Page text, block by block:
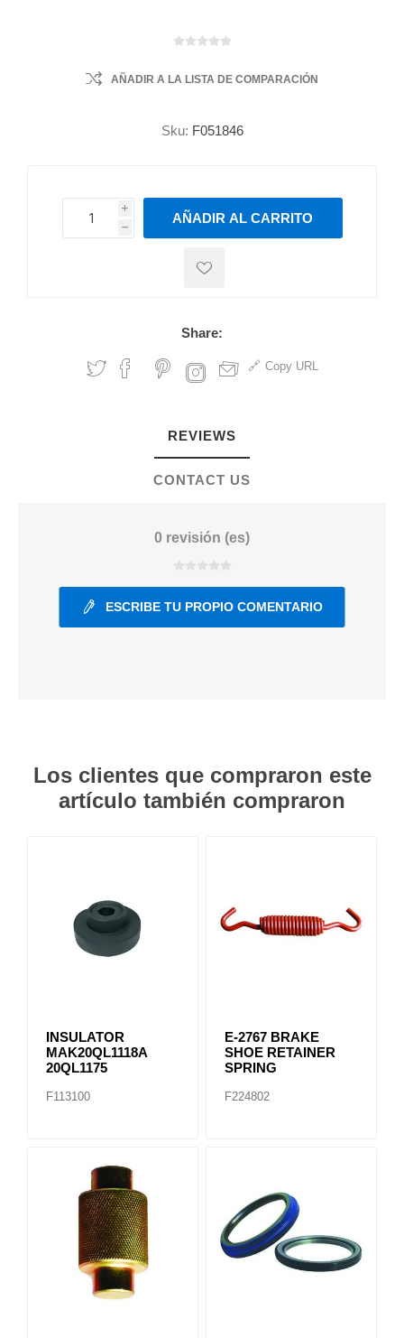
AÑADIR A LA LISTA DE COMPARACIÓN
Sku: F051846
i
h
h
AÑADIR AL CARRITO
Share:
Copy URL
REVIEWS
CONTACT US
0 revisión (es)
ESCRIBE TU PROPIO COMENTARIO
Los clientes que compraron este
artículo también compraron
INSULATOR
MAK20QL1118A
20QL1175
F113100
E-2767 BRAKE
SHOE RETAINER
SPRING
F224802